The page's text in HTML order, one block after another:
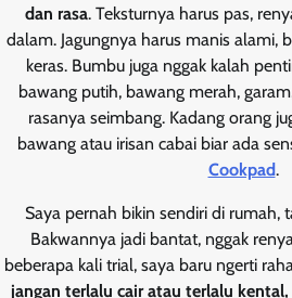
dan rasa. Teksturnya harus pas,
dalam. Jagungnya harus manis alami,
keras. Bumbu juga nggak kalah
bawang putih, bawang merah,
rasanya seimbang. Kadang orang
bawang atau irisan cabai biar ada
Cookpad.
Saya pernah bikin sendiri di rumah,
Bakwannya jadi bantat, nggak
beberapa kali trial, saya baru ngerti
jangan terlalu cair atau terlalu